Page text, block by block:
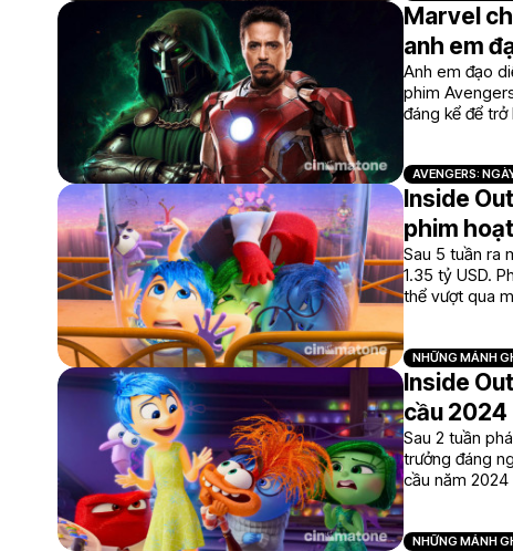
Marvel
anh em
Anh em đạo
phim
đáng kể để trở
AVENGERS:
Inside
phim
Sau 5 tuần ra
1.35 tỷ USD.
thể vượt qua
NHỮNG MẢNH
Inside
cầu 2024
Sau 2 tuần
trưởng đáng
cầu năm 2024
NHỮNG MẢNH